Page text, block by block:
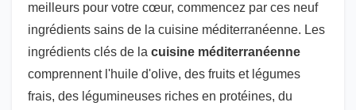
meilleurs pour votre cœur, commencez par ces neuf
ingrédients sains de la cuisine méditerranéenne. Les
ingrédients clés de la cuisine méditerranéenne
comprennent l'huile d'olive, des fruits et légumes
frais, des légumineuses riches en protéines, du